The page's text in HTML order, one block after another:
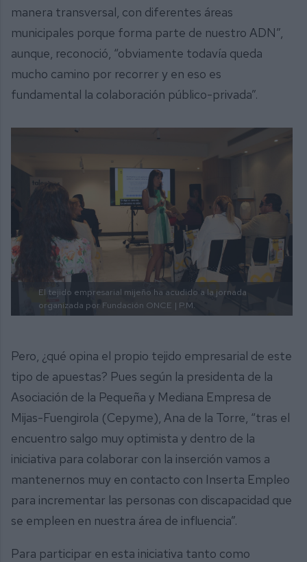
manera transversal, con diferentes áreas
municipales porque forma parte de nuestro ADN”,
aunque, reconoció, “obviamente todavía queda
mucho camino por recorrer y en eso es
fundamental la colaboración público-privada”.
El tejido empresarial mijeño ha acudido a la jornada
organizada por Fundación ONCE | P.M.
Pero, ¿qué opina el propio tejido empresarial de este
tipo de apuestas? Pues según la presidenta de la
Asociación de la Pequeña y Mediana Empresa de
Mijas-Fuengirola (Cepyme), Ana de la Torre, “tras el
encuentro salgo muy optimista y dentro de la
iniciativa para colaborar con la inserción vamos a
mantenernos muy en contacto con Inserta Empleo
para incrementar las personas con discapacidad que
se empleen en nuestra área de influencia”.
Para participar en esta iniciativa tanto como